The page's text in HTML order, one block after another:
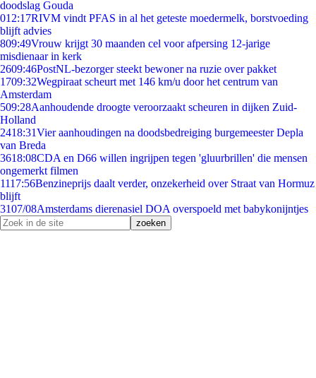
doodslag Gouda
012:17RIVM vindt PFAS in al het geteste moedermelk, borstvoeding
blijft advies
809:49Vrouw krijgt 30 maanden cel voor afpersing 12-jarige
misdienaar in kerk
2609:46PostNL-bezorger steekt bewoner na ruzie over pakket
1709:32Wegpiraat scheurt met 146 km/u door het centrum van
Amsterdam
509:28Aanhoudende droogte veroorzaakt scheuren in dijken Zuid-
Holland
2418:31Vier aanhoudingen na doodsbedreiging burgemeester Depla
van Breda
3618:08CDA en D66 willen ingrijpen tegen 'gluurbrillen' die mensen
ongemerkt filmen
1117:56Benzineprijs daalt verder, onzekerheid over Straat van Hormuz
blijft
3107/08Amsterdams dierenasiel DOA overspoeld met babykonijntjes